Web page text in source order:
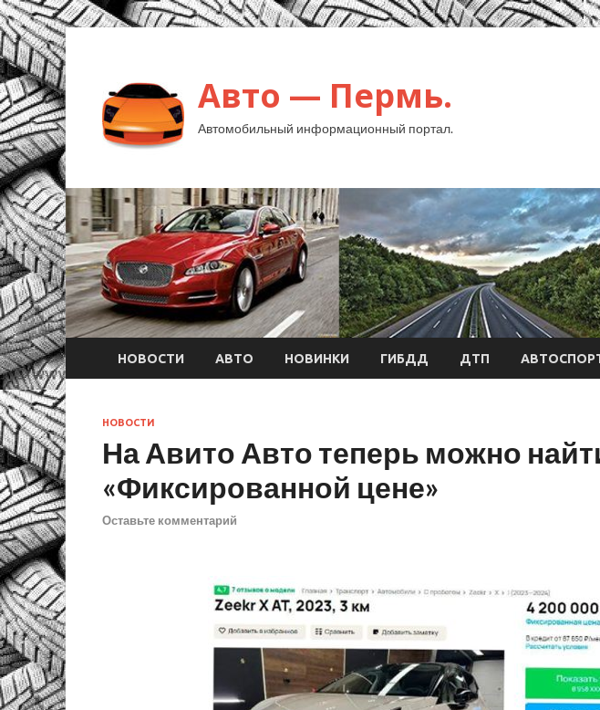
Авто — Пермь.
Автомобильный информационный портал.
НОВОСТИ АВТО НОВИНКИ ГИБДД ДТП
НОВОСТИ
На Авито Авто теперь можно
«Фиксированной цене»
Оставьте комментарий